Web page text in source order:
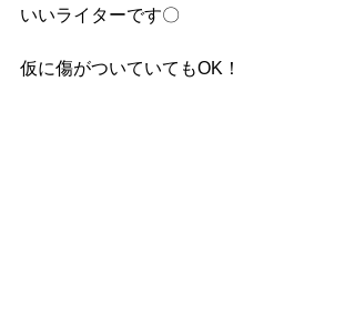
いいライターです〇
仮に傷がついていてもOK！